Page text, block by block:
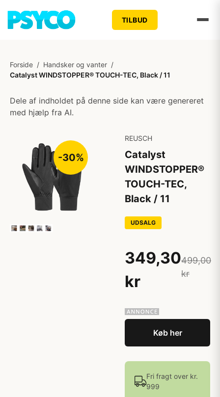
TILBUD
Forside / Handsker og vanter /
Catalyst WINDSTOPPER® TOUCH-TEC, Black / 11
Dele af indholdet på denne side kan være genereret
med hjælp fra AI.
-30%
REUSCH
Catalyst
WINDSTOPPER®
TOUCH-TEC,
Black / 11
UDSALG
349,30
kr
499,00
kr
Køb her
Fri fragt over kr.
999